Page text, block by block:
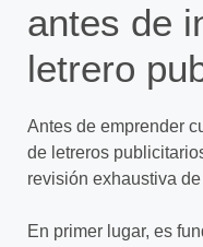
antes de
letrero
Antes de emprender
de letreros
revisión exhaustiva
En primer lugar, es